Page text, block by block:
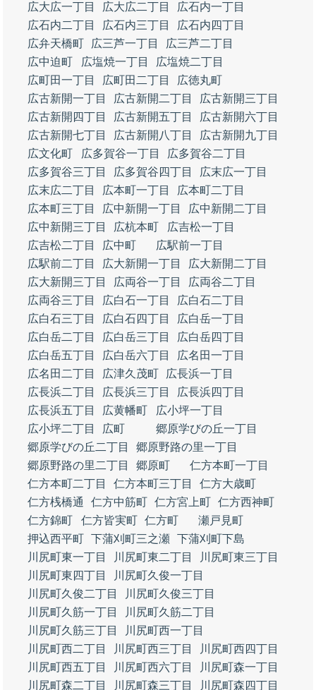
広大広一丁目
広大広二丁目
広石内一丁目
広石内二丁目
広石内三丁目
広石内四丁目
広弁天橋町
広三芦一丁目
広三芦二丁目
広中迫町
広塩焼一丁目
広塩焼二丁目
広町田一丁目
広町田二丁目
広徳丸町
広古新開一丁目
広古新開二丁目
広古新開三丁目
広古新開四丁目
広古新開五丁目
広古新開六丁目
広古新開七丁目
広古新開八丁目
広古新開九丁目
広文化町
広多賀谷一丁目
広多賀谷二丁目
広多賀谷三丁目
広多賀谷四丁目
広末広一丁目
広末広二丁目
広本町一丁目
広本町二丁目
広本町三丁目
広中新開一丁目
広中新開二丁目
広中新開三丁目
広杭本町
広吉松一丁目
広吉松二丁目
広中町
広駅前一丁目
広駅前二丁目
広大新開一丁目
広大新開二丁目
広大新開三丁目
広両谷一丁目
広両谷二丁目
広両谷三丁目
広白石一丁目
広白石二丁目
広白石三丁目
広白石四丁目
広白岳一丁目
広白岳二丁目
広白岳三丁目
広白岳四丁目
広白岳五丁目
広白岳六丁目
広名田一丁目
広名田二丁目
広津久茂町
広長浜一丁目
広長浜二丁目
広長浜三丁目
広長浜四丁目
広長浜五丁目
広黄幡町
広小坪一丁目
広小坪二丁目
広町
郷原学びの丘一丁目
郷原学びの丘二丁目
郷原野路の里一丁目
郷原野路の里二丁目
郷原町
仁方本町一丁目
仁方本町二丁目
仁方本町三丁目
仁方大歳町
仁方桟橋通
仁方中筋町 仁方宮上町 仁方西神町
仁方錦町
仁方皆実町 仁方町
瀬戸見町
押込西平町 下蒲刈町三之瀬 下蒲刈町下島
川尻町東一丁目
川尻町東二丁目
川尻町東三丁目
川尻町東四丁目
川尻町久俊一丁目
川尻町久俊二丁目
川尻町久俊三丁目
川尻町久筋一丁目
川尻町久筋二丁目
川尻町久筋三丁目
川尻町西一丁目
川尻町西二丁目
川尻町西三丁目
川尻町西四丁目
川尻町西五丁目
川尻町西六丁目
川尻町森一丁目
川尻町森二丁目
川尻町森三丁目 川尻町森四丁目